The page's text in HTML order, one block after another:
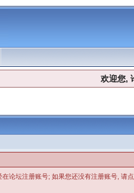
欢迎您,
论坛注册账号; 如果您还没有注册账号, 请